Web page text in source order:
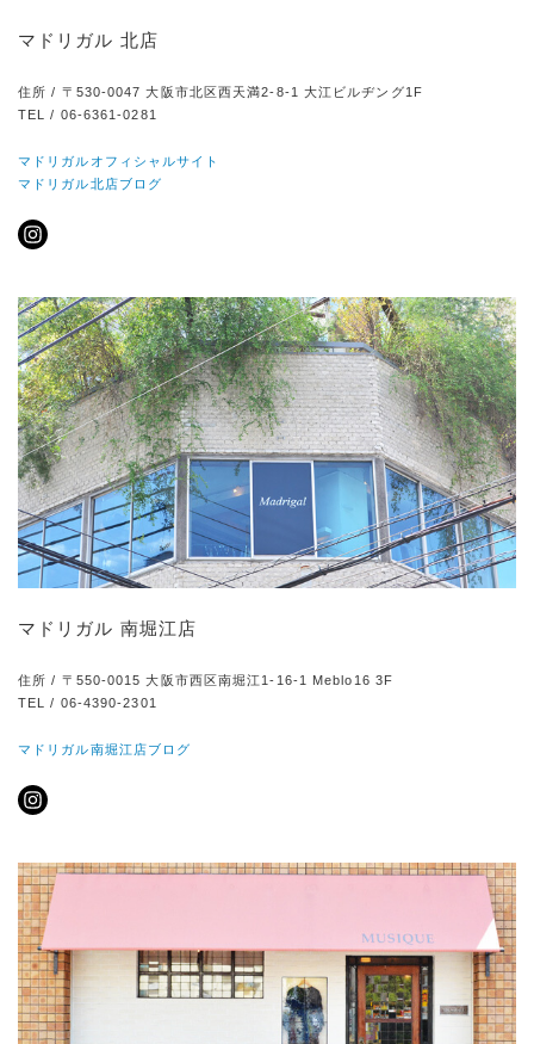
マドリガル 北店
住所 / 〒530-0047 大阪市北区西天満2-8-1 大江ビルヂング1F
TEL / 06-6361-0281
マドリガルオフィシャルサイト
マドリガル北店ブログ
マドリガル 南堀江店
住所 / 〒550-0015 大阪市西区南堀江1-16-1 Meblo16 3F
TEL / 06-4390-2301
マドリガル南堀江店ブログ